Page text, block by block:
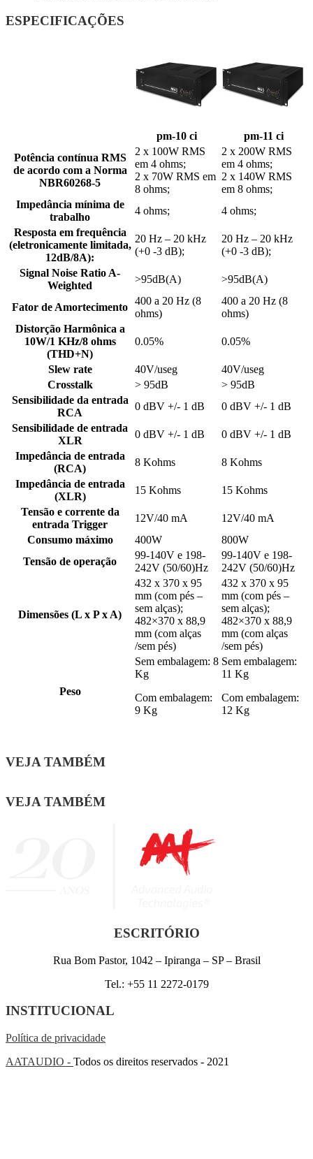
ESPECIFICAÇÕES
pm-10 ci
pm-11 ci
Potência contínua RMS
de acordo com a Norma
NBR60268-5
2 x 100W RMS
em 4 ohms;
2 x 70W RMS em
8 ohms;
2 x 200W RMS
em 4 ohms;
2 x 140W RMS
em 8 ohms;
Impedância mínima de
trabalho
4 ohms;
4 ohms;
Resposta em frequência
(eletronicamente limitada,
12dB/8A):
20 Hz – 20 kHz
(+0 -3 dB);
20 Hz – 20 kHz
(+0 -3 dB);
Signal Noise Ratio A-
Weighted
>95dB(A) >95dB(A)
Fator de Amortecimento
400 a 20 Hz (8
ohms)
400 a 20 Hz (8
ohms)
Distorção Harmônica a
10W/1 KHz/8 ohms
(THD+N)
0.05% 0.05%
Slew rate 40V/useg
40V/useg
Crosstalk
> 95dB
> 95dB
Sensibilidade da entrada
RCA
0 dBV +/- 1 dB
0 dBV +/- 1 dB
Sensibilidade de entrada
XLR
0 dBV +/- 1 dB
0 dBV +/- 1 dB
Impedância de entrada
(RCA)
8 Kohms
8 Kohms
Impedância de entrada
(XLR)
15 Kohms
15 Kohms
Tensão e corrente da
entrada Trigger
12V/40 mA
12V/40 mA
Consumo máximo
400W
800W
Tensão de operação
99-140V e 198-
242V (50/60)Hz
99-140V e 198-
242V (50/60)Hz
Dimensões (L x P x A)
432 x 370 x 95
mm (com pés –
sem alças);
482×370 x 88,9
mm (com alças
/sem pés)
432 x 370 x 95
mm (com pés –
sem alças);
482×370 x 88,9
mm (com alças
/sem pés)
Peso
Sem embalagem: 8
Kg
Com embalagem:
9 Kg
Sem embalagem:
11 Kg
Com embalagem:
12 Kg
VEJA TAMBÉM
VEJA TAMBÉM
ESCRITÓRIO
Rua Bom Pastor, 1042 – Ipiranga – SP – Brasil
Tel.: +55 11 2272-0179
INSTITUCIONAL
Política de privacidade
AATAUDIO - Todos os direitos reservados - 2021